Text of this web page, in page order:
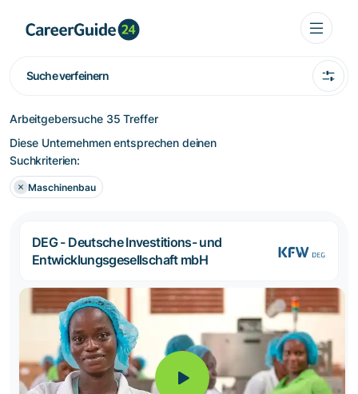
Suche verfeinern
Arbeitgebersuche 35 Treffer
Diese Unternehmen entsprechen deinen
Suchkriterien:
Maschinenbau
DEG - Deutsche Investitions- und
Entwicklungsgesellschaft mbH